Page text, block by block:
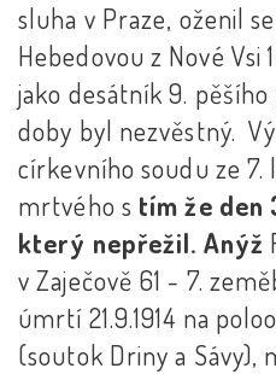
sluha v Praze, oženil
Hebedovou z Nové Vsi
jako desátník 9.
doby byl nezvěstný.
církevního soudu ze 7.
mrtvého s tím že den
který nepřežil. Anýž
v Zaječově 61 - 7.
úmrtí 21.9.1914 na
(soutok Driny a Sávy),